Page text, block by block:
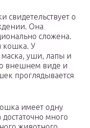
о
Она
сложена.
кошка. У
уши, лапы и
внешнем виде и
проглядывается
имеет одну
много